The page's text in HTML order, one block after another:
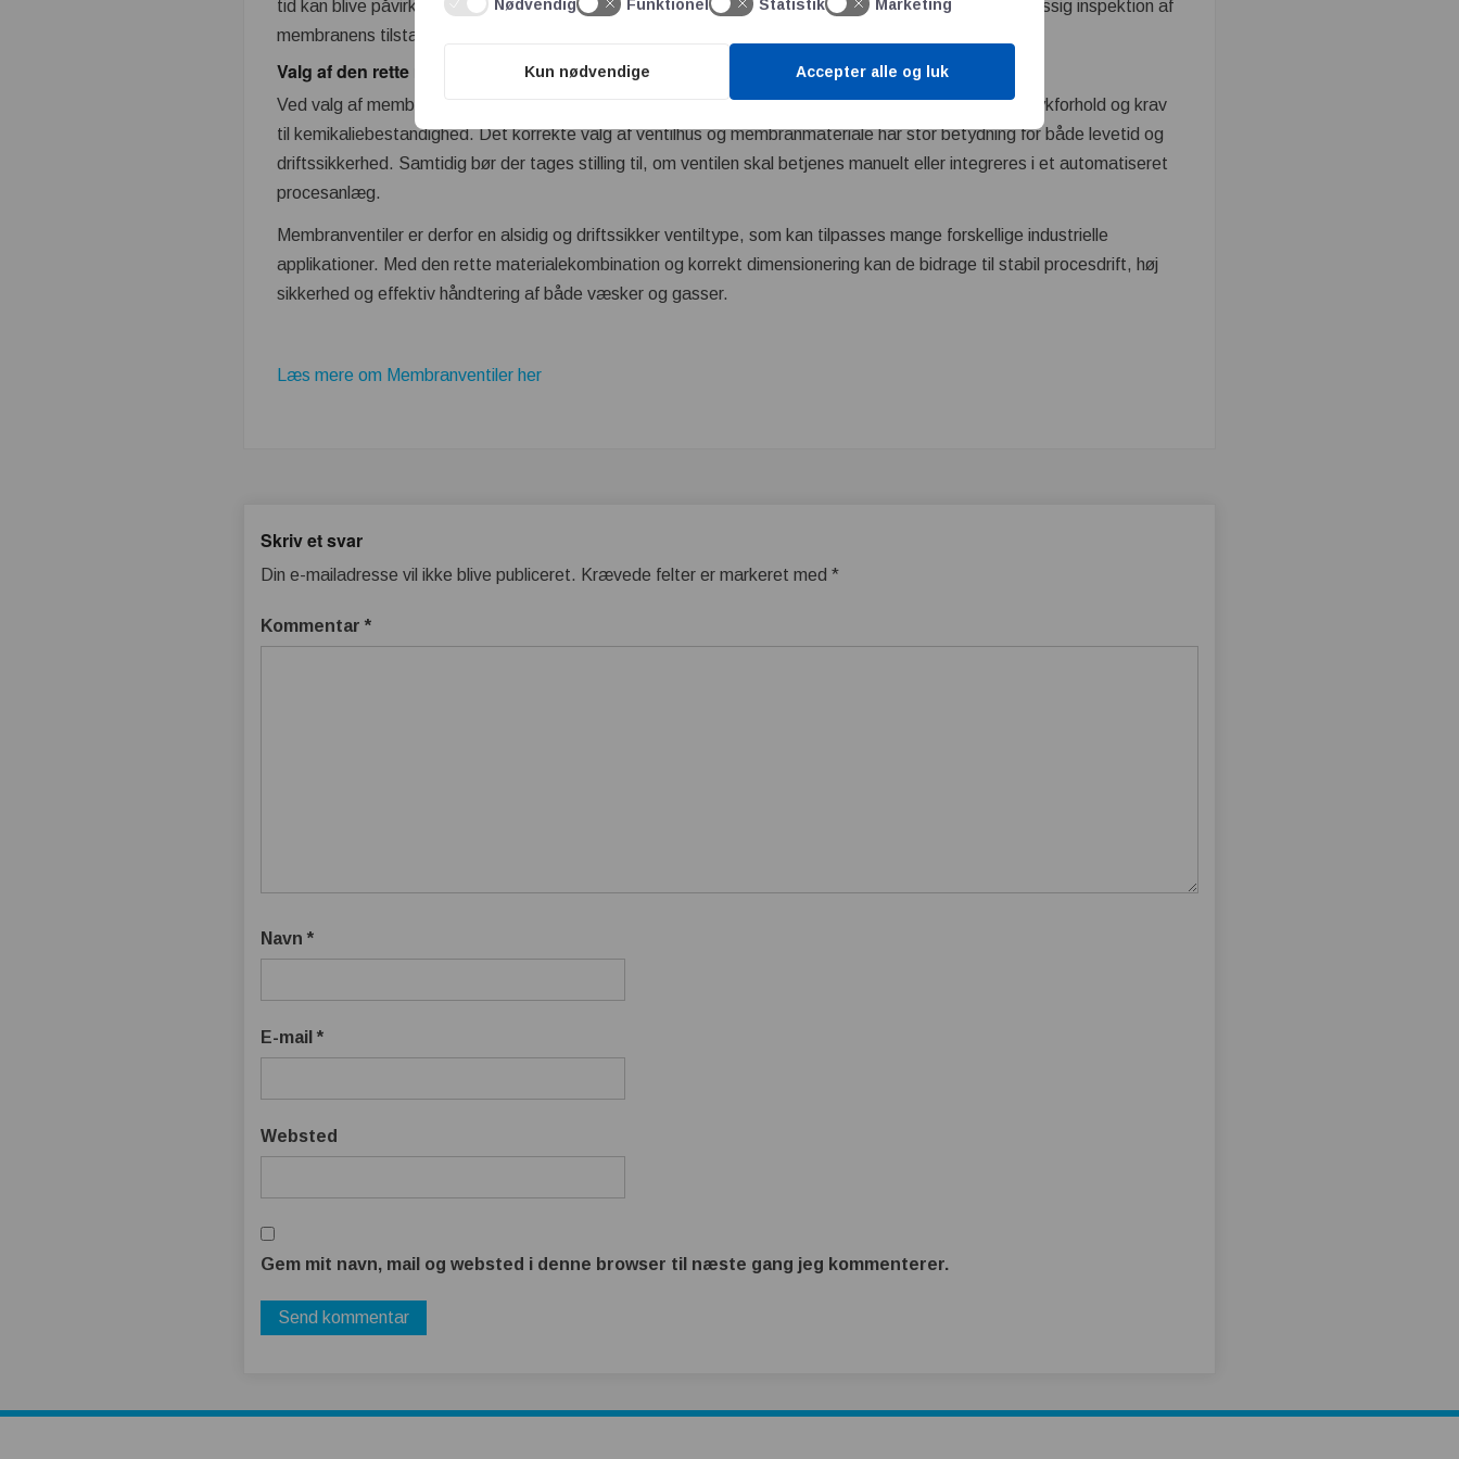
tid kan blive påvirket af temperatur, tryk, kemikalier og antallet af åbne- og lukkecyklusser. Regelmæssig inspektion af
membranens tilstand kan bidrage til høj driftssikkerhed og længere levetid for ventilen.
Valg af den rette membranventil
Ved valg af membranventil bør der tages højde for flere faktorer, herunder medietype, temperatur, trykforhold og krav
til kemikaliebestandighed. Det korrekte valg af ventilhus og membranmateriale har stor betydning for både levetid og
driftssikkerhed. Samtidig bør der tages stilling til, om ventilen skal betjenes manuelt eller integreres i et automatiseret
procesanlæg.
Membranventiler er derfor en alsidig og driftssikker ventiltype, som kan tilpasses mange forskellige industrielle
applikationer. Med den rette materialekombination og korrekt dimensionering kan de bidrage til stabil procesdrift, høj
sikkerhed og effektiv håndtering af både væsker og gasser.
Læs mere om Membranventiler her
Skriv et svar
Din e-mailadresse vil ikke blive publiceret. Krævede felter er markeret med*
Kommentar*
Navn*
E-mail*
Websted
Gem mit navn, mail og websted i denne browser til næste gang jeg kommenterer.
Nødvendig Funktionel Statistik Marketing
Kun nødvendige Accepter alle og luk